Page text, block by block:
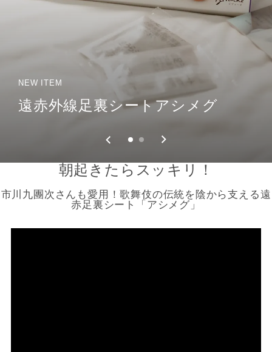
NEW ITEM
遠赤外線足裏シートアシメグ
遠赤外線足裏シートアシメグ
朝起きたらスッキリ！
市川九團次さんも愛用！歌舞伎の伝統を陰から支える遠
赤足裏シート「アシメグ」